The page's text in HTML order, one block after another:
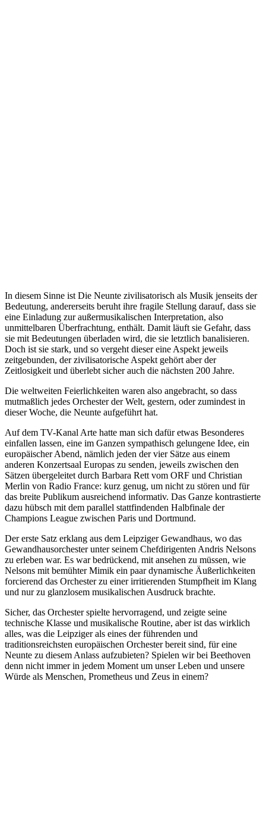
In diesem Sinne ist Die Neunte zivilisatorisch als Musik jenseits der
Bedeutung, andererseits beruht ihre fragile Stellung darauf, dass sie
eine Einladung zur außermusikalischen Interpretation, also
unmittelbaren Überfrachtung, enthält. Damit läuft sie Gefahr, dass
sie mit Bedeutungen überladen wird, die sie letztlich banalisieren.
Doch ist sie stark, und so vergeht dieser eine Aspekt jeweils
zeitgebunden, der zivilisatorische Aspekt gehört aber der
Zeitlosigkeit und überlebt sicher auch die nächsten 200 Jahre.
Die weltweiten Feierlichkeiten waren also angebracht, so dass
mutmaßlich jedes Orchester der Welt, gestern, oder zumindest in
dieser Woche, die Neunte aufgeführt hat.
Auf dem TV-Kanal Arte hatte man sich dafür etwas Besonderes
einfallen lassen, eine im Ganzen sympathisch gelungene Idee, ein
europäischer Abend, nämlich jeden der vier Sätze aus einem
anderen Konzertsaal Europas zu senden, jeweils zwischen den
Sätzen übergeleitet durch Barbara Rett vom ORF und Christian
Merlin von Radio France: kurz genug, um nicht zu stören und für
das breite Publikum ausreichend informativ. Das Ganze kontrastierte
dazu hübsch mit dem parallel stattfindenden Halbfinale der
Champions League zwischen Paris und Dortmund.
Der erste Satz erklang aus dem Leipziger Gewandhaus, wo das
Gewandhausorchester unter seinem Chefdirigenten Andris Nelsons
zu erleben war. Es war bedrückend, mit ansehen zu müssen, wie
Nelsons mit bemühter Mimik ein paar dynamische Äußerlichkeiten
forcierend das Orchester zu einer irritierenden Stumpfheit im Klang
und nur zu glanzlosem musikalischen Ausdruck brachte.
Sicher, das Orchester spielte hervorragend, und zeigte seine
technische Klasse und musikalische Routine, aber ist das wirklich
alles, was die Leipziger als eines der führenden und
traditionsreichsten europäischen Orchester bereit sind, für eine
Neunte zu diesem Anlass aufzubieten? Spielen wir bei Beethoven
denn nicht immer in jedem Moment um unser Leben und unsere
Würde als Menschen, Prometheus und Zeus in einem?